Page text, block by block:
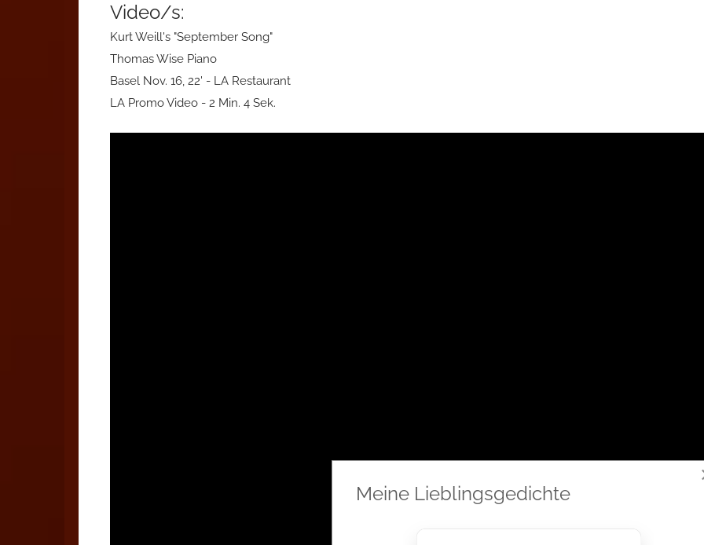
Video/s:
Kurt Weill's "September Song"
Thomas Wise Piano
Basel Nov. 16, 22' - LA Restaurant
LA Promo Video - 2 Min. 4 Sek.
Meine Lieblingsgedichte